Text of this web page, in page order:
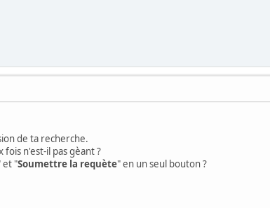
de ta recherche.
n'est-il pas gèant ?
et "Soumettre la requète" en un seul bouton ?